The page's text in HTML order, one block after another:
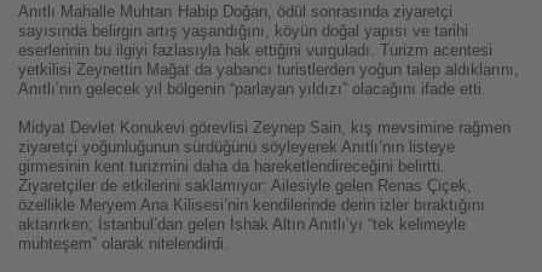
Anıtlı Mahalle Muhtarı Habip Doğan, ödül sonrasında ziyaretçi
sayısında belirgin artış yaşandığını, köyün doğal yapısı ve tarihi
eserlerinin bu ilgiyi fazlasıyla hak ettiğini vurguladı. Turizm acentesi
yetkilisi Zeynettin Mağat da yabancı turistlerden yoğun talep aldıklarını,
Anıtlı’nın gelecek yıl bölgenin “parlayan yıldızı” olacağını ifade etti.
Midyat Devlet Konukevi görevlisi Zeynep Sain, kış mevsimine rağmen
ziyaretçi yoğunluğunun sürdüğünü söyleyerek Anıtlı’nın listeye
girmesinin kent turizmini daha da hareketlendireceğini belirtti.
Ziyaretçiler de etkilerini saklamıyor: Ailesiyle gelen Renas Çiçek,
özellikle Meryem Ana Kilisesi’nin kendilerinde derin izler bıraktığını
aktarırken; İstanbul’dan gelen İshak Altın Anıtlı’yı “tek kelimeyle
muhteşem” olarak nitelendirdi.